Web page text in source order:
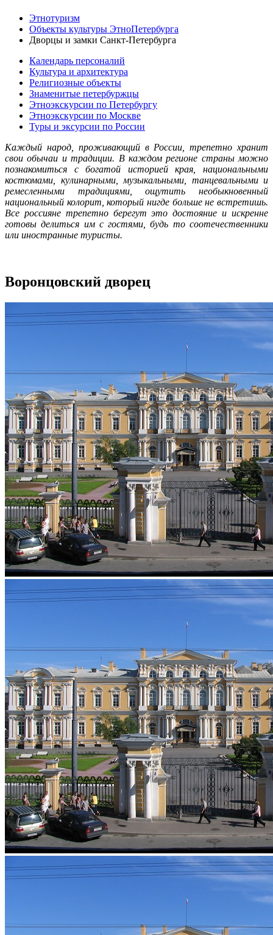
Этнотуризм
Объекты культуры ЭтноПетербурга
Дворцы и замки Санкт-Петербурга
Календарь персоналий
Культура и архитектура
Религиозные объекты
Знаменитые петербуржцы
Этноэкскурсии по Петербургу
Этноэкскурсии по Москве
Туры и эксурсии по России
Каждый народ, проживающий в России, трепетно хранит
свои обычаи и традиции. В каждом регионе страны можно
познакомиться с богатой историей края, национальными
костюмами, кулинарными, музыкальными, танцевальными и
ремесленными традициями, ощутить необыкновенный
национальный колорит, который нигде больше не встретишь.
Все россияне трепетно берегут это достояние и искренне
готовы делиться им с гостями, будь то соотечественники
или иностранные туристы.
Воронцовский дворец